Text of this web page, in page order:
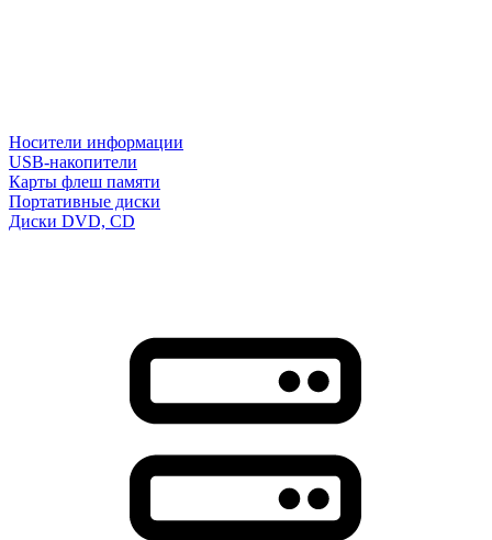
Носители информации
USB-накопители
Карты флеш памяти
Портативные диски
Диски DVD, CD